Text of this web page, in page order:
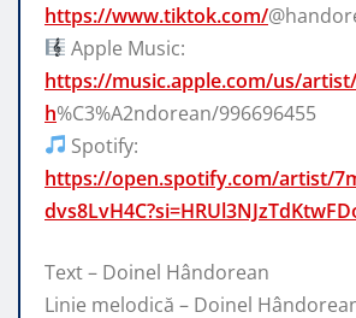
https://www.tiktok.com/
Apple Music:
https://music.apple.com/us/
h%C3%A2ndorean/996696455
Spotify:
https://open.spotify.com/artist/
Text – Doinel Hândorean
Linie melodică – Doinel